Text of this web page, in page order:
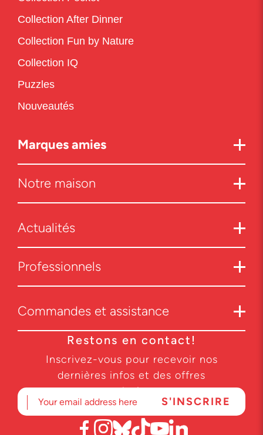
Collection After Dinner
Collection Fun by Nature
Collection IQ
Puzzles
Nouveautés
Marques amies
Notre maison
Actualités
Professionnels
Commandes et assistance
Restons en contact!
Inscrivez-vous pour recevoir nos
dernières infos et des offres
exclusives.